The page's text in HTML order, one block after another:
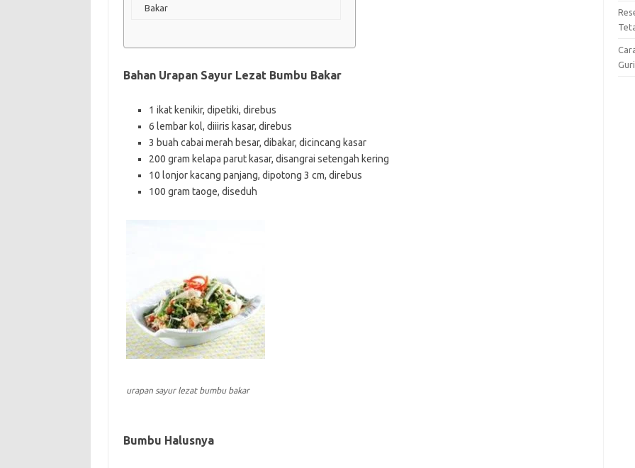
Bakar
Bahan Urapan Sayur Lezat Bumbu Bakar
1 ikat kenikir, dipetiki, direbus
6 lembar kol, diiiris kasar, direbus
3 buah cabai merah besar, dibakar, dicincang kasar
200 gram kelapa parut kasar, disangrai setengah kering
10 lonjor kacang panjang, dipotong 3 cm, direbus
100 gram taoge, diseduh
urapan sayur lezat bumbu bakar
Bumbu Halusnya